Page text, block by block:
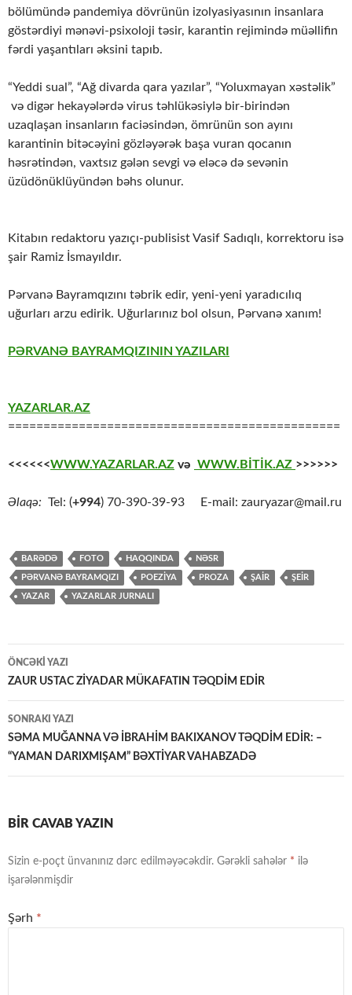
bölümündə pandemiya dövrünün izolyasiyasının insanlara
göstərdiyi mənəvi-psixoloji təsir, karantin rejimində müəllifin
fərdi yaşantıları əksini tapıb.
“Yeddi sual”, “Ağ divarda qara yazılar”, “Yoluxmayan xəstəlik”
və digər hekayələrdə virus təhlükəsiylə bir-birindən
uzaqlaşan insanların faciəsindən, ömrünün son ayını
karantinin bitəcəyini gözləyərək başa vuran qocanın
həsrətindən, vaxtsız gələn sevgi və eləcə də sevənin
üzüdönüklüyündən bəhs olunur.
Kitabın redaktoru yazıçı-publisist Vasif Sadıqlı, korrektoru isə
şair Ramiz İsmayıldır.
Pərvanə Bayramqızını təbrik edir, yeni-yeni yaradıcılıq
uğurları arzu edirik. Uğurlarınız bol olsun, Pərvanə xanım!
PƏRVANƏ BAYRAMQIZININ YAZILARI
YAZARLAR.AZ
===============================================
<<<<<<WWW.YAZARLAR.AZ və WWW.BİTİK.AZ >>>>>>
Əlaqə: Tel: (+994) 70-390-39-93 E-mail: zauryazar@mail.ru
BARƏDƏ FOTO HAQQINDA NƏSR
PƏRVANƏ BAYRAMQIZI POEZİYA PROZA ŞAİR ŞEİR
YAZAR YAZARLAR JURNALI
Yazılar
üzrə
naviqasiya
ÖNCƏKI YAZI
ZAUR USTAC ZİYADAR MÜKAFATIN TƏQDİM EDİR
SONRAKI YAZI
SƏMA MUĞANNA VƏ İBRAHİM BAKIXANOV TƏQDİM EDİR: –
“YAMAN DARIXMIŞAM” BƏXTİYAR VAHABZADƏ
BIR CAVAB YAZIN
Sizin e-poçt ünvanınız dərc edilməyəcəkdir. Gərəkli sahələr * ilə
işarələnmişdir
Şərh *